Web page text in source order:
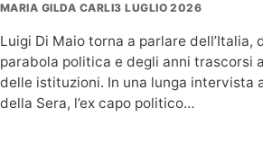
MARIA GILDA CARLI3 LUGLIO 2026
Luigi Di Maio torna a parlare dell’Italia,
parabola politica e degli anni trascorsi
delle istituzioni. In una lunga intervista
della Sera, l’ex capo politico…